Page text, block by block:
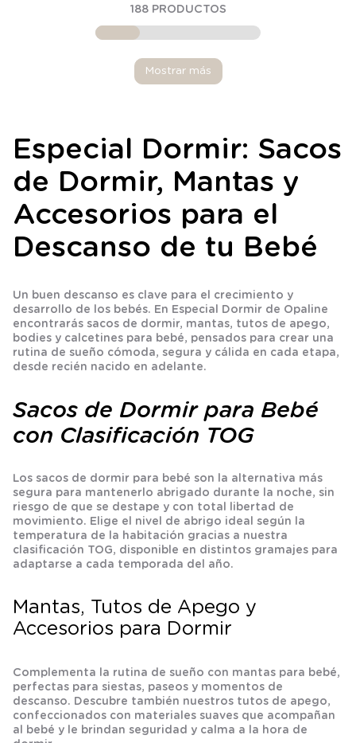
188 PRODUCTOS
Mostrar más
Especial Dormir: Sacos
de Dormir, Mantas y
Accesorios para el
Descanso de tu Bebé
Un buen descanso es clave para el crecimiento y
desarrollo de los bebés. En Especial Dormir de Opaline
encontrarás sacos de dormir, mantas, tutos de apego,
bodies y calcetines para bebé, pensados para crear una
rutina de sueño cómoda, segura y cálida en cada etapa,
desde recién nacido en adelante.
Sacos de Dormir para Bebé
con Clasificación TOG
Los sacos de dormir para bebé son la alternativa más
segura para mantenerlo abrigado durante la noche, sin
riesgo de que se destape y con total libertad de
movimiento. Elige el nivel de abrigo ideal según la
temperatura de la habitación gracias a nuestra
clasificación TOG, disponible en distintos gramajes para
adaptarse a cada temporada del año.
Mantas, Tutos de Apego y
Accesorios para Dormir
Complementa la rutina de sueño con mantas para bebé,
perfectas para siestas, paseos y momentos de
descanso. Descubre también nuestros tutos de apego,
confeccionados con materiales suaves que acompañan
al bebé y le brindan seguridad y calma a la hora de